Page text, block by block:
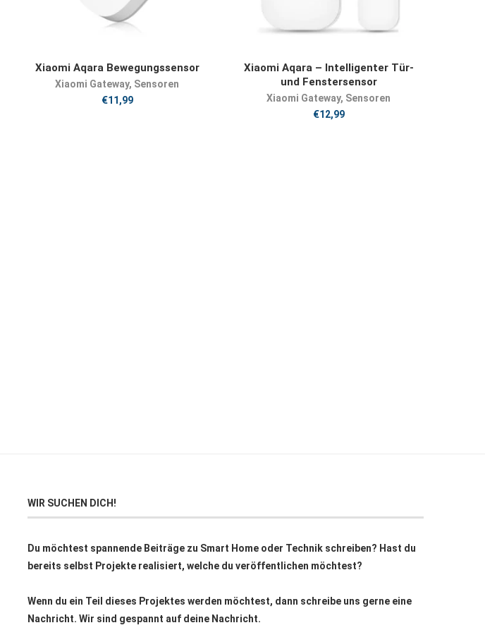
JETZT KAUFEN
Xiaomi Aqara Bewegungssensor
Xiaomi Gateway, Sensoren
€11,99
JETZT KAUFEN
Xiaomi Aqara – Intelligenter Tür-
und Fenstersensor
Xiaomi Gateway, Sensoren
€12,99
WIR SUCHEN DICH!
Du möchtest spannende Beiträge zu Smart Home oder Technik schreiben? Hast du
bereits selbst Projekte realisiert, welche du veröffentlichen möchtest?
Wenn du ein Teil dieses Projektes werden möchtest, dann schreibe uns gerne eine
Nachricht. Wir sind gespannt auf deine Nachricht.